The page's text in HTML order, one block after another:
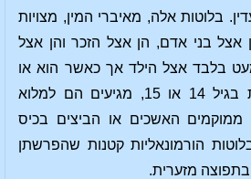
בלוטות אלה, מאיברי המין, מצויות
אצל בני אדם, הן אצל הזכר והן אצל
בלבד אצל הילד אך כאשר הוא או
היא מגיעים להתבגרות בגיל 14 או 15, מגיעים הם למלוא
האשכים או הביצים בכיס
הורמונאליות קטנות שהפרשתן
מזערית.